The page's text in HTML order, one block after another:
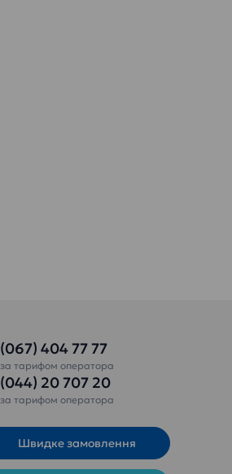
(067) 404 77 77
за тарифом оператора
(044) 20 707 20
за тарифом оператора
Швидке замовлення